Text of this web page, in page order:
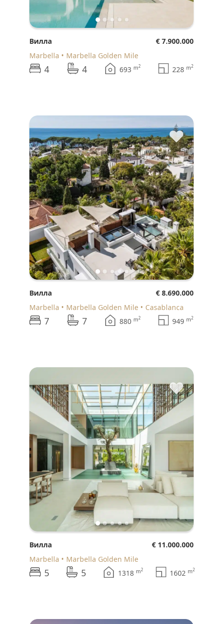
Вилла
€ 7.900.000
Marbella
Marbella Golden Mile
4 4 693 m2 228 m2
♥
Вилла
€ 8.690.000
Marbella
Marbella Golden Mile Casablanca
7 7 880 m2 949 m2
♥
Вилла
€ 11.000.000
Marbella
Marbella Golden Mile
5 5 1318 m2 1602 m2